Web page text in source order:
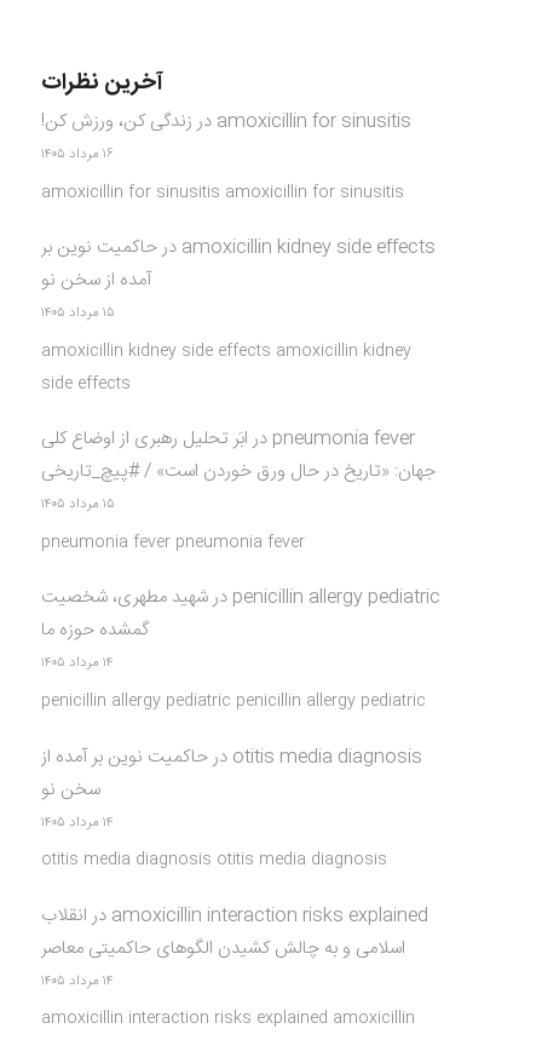
آخرین نظرات
amoxicillin for sinusitis درزندگی کن، ورزش کن!
۱۶ مرداد ۱۴۰۵
amoxicillin for sinusitis amoxicillin for sinusitis
amoxicillin kidney side effects درحاکمیت نوین بر
آمده از سخن نو
۱۵ مرداد ۱۴۰۵
amoxicillin kidney side effects amoxicillin kidney
side effects
pneumonia fever درابَر تحلیل رهبری از اوضاع کلی
جهان: «تاریخ در حال ورق خوردن است» / #پیچ_تاریخی
۱۵ مرداد ۱۴۰۵
pneumonia fever pneumonia fever
penicillin allergy pediatric درشهید مطهری، شخصیت
گمشده حوزه ما
۱۴ مرداد ۱۴۰۵
penicillin allergy pediatric penicillin allergy pediatric
otitis media diagnosis درحاکمیت نوین بر آمده از
سخن نو
۱۴ مرداد ۱۴۰۵
otitis media diagnosis otitis media diagnosis
amoxicillin interaction risks explained در انقلاب
اسلامی و به چالش کشیدن الگوهای حاکمیتی معاصر
۱۴ مرداد ۱۴۰۵
amoxicillin interaction risks explained amoxicillin